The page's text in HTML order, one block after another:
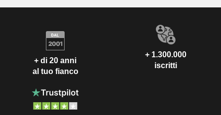
+ di 20 anni
al tuo fianco
+ 1.300.000
iscritti